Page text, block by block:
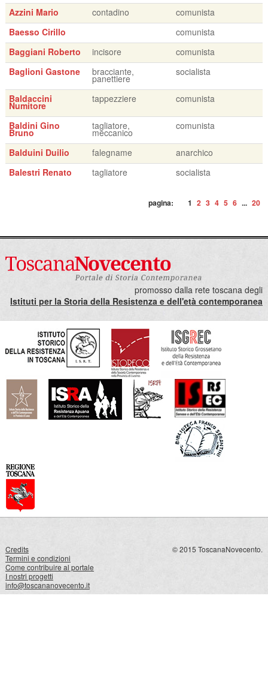
Azzini Mario contadino
comunista
Baesso Cirillo
comunista
Baggiani Roberto
incisore
comunista
Baglioni Gastone
bracciante,
panettiere
socialista
Baldaccini
Numitore
tappezziere comunista
Baldini Gino
Bruno
tagliatore,
meccanico
comunista
Balduini Duilio falegname
anarchico
Balestri Renato
tagliatore socialista
pagina: 1 2 3 4 5 6 ... 20
promosso dalla rete toscana degli
Istituti per la Storia della Resistenza e dell'età contemporanea
Credits
Termini e condizioni
Come contribuire al portale
I nostri progetti
info@toscananovecento.it
© 2015 ToscanaNovecento.